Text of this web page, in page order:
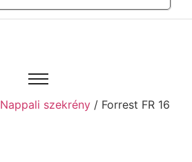
Nappali szekrény / Forrest FR 16